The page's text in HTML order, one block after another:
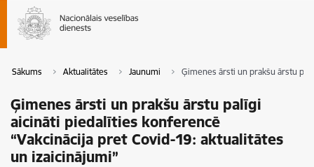
Sākums Aktualitātes Jaunumi Ģimenes ārsti un prakšu ārstu
Ģimenes ārsti un prakšu ārstu palīgi
aicināti piedalīties konferencē
“Vakcinācija pret Covid-19: aktualitātes
un izaicinājumi”